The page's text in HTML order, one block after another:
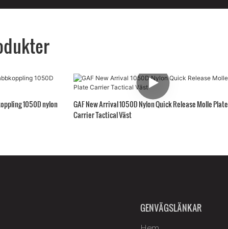
1050D nylon
GAF New Arrival 1050D Nylon Quick Release Molle Plate
Carrier Tactical Väst
GENVÄGSLÄNKAR